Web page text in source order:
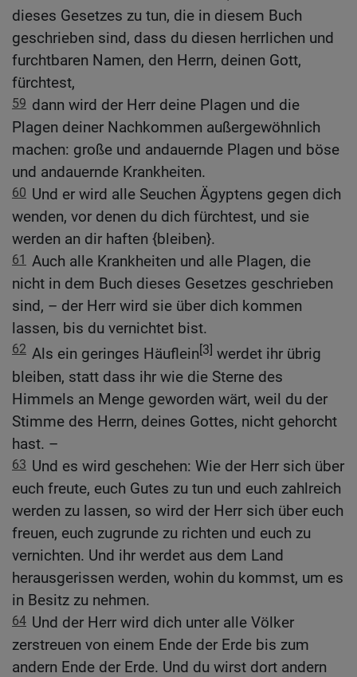
dieses Gesetzes zu tun, die in diesem Buch
geschrieben sind, dass du diesen herrlichen und
furchtbaren Namen, den Herrn, deinen Gott,
fürchtest,
59 dann wird der Herr deine Plagen und die
Plagen deiner Nachkommen außergewöhnlich
machen: große und andauernde Plagen und böse
und andauernde Krankheiten.
60 Und er wird alle Seuchen Ägyptens gegen dich
wenden, vor denen du dich fürchtest, und sie
werden an dir haften {bleiben}.
61 Auch alle Krankheiten und alle Plagen, die
nicht in dem Buch dieses Gesetzes geschrieben
sind, – der Herr wird sie über dich kommen
lassen, bis du vernichtet bist.
62 Als ein geringes Häuflein[3] werdet ihr übrig
bleiben, statt dass ihr wie die Sterne des
Himmels an Menge geworden wärt, weil du der
Stimme des Herrn, deines Gottes, nicht gehorcht
hast. –
63 Und es wird geschehen: Wie der Herr sich über
euch freute, euch Gutes zu tun und euch zahlreich
werden zu lassen, so wird der Herr sich über euch
freuen, euch zugrunde zu richten und euch zu
vernichten. Und ihr werdet aus dem Land
herausgerissen werden, wohin du kommst, um es
in Besitz zu nehmen.
64 Und der Herr wird dich unter alle Völker
zerstreuen von einem Ende der Erde bis zum
andern Ende der Erde. Und du wirst dort andern